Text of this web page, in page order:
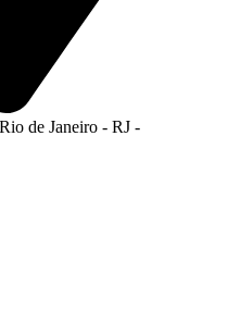
de Janeiro - RJ -